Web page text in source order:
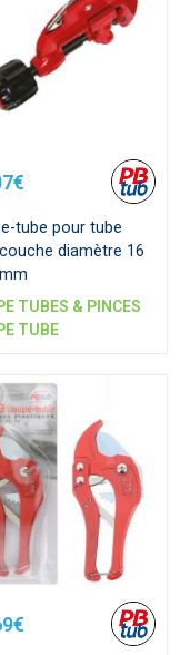
tube pour tube
diamètre 16
TUBES & PINCES
TUBE